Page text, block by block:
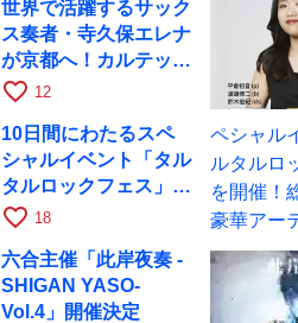
世界で活躍するサック
ス奏者・寺久保エレナ
が京都へ！カルテッ
ト・ツアー京都公演を
favorite_border 12
10日間にわたるスペ
シャルイベント「タル
タルロックフェス」を
開催！総勢32組の豪
favorite_border 18
六合主催「此岸夜奏 -
SHIGAN YASO-
Vol.4」開催決定